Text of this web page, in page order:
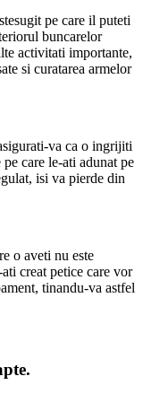
pe care il puteti
buncarelor
activitati importante,
si curatarea armelor
va ca o ingrijiti
care le-ati adunat pe
isi va pierde din
o aveti nu este
creat petice care vor
tinandu-va astfel